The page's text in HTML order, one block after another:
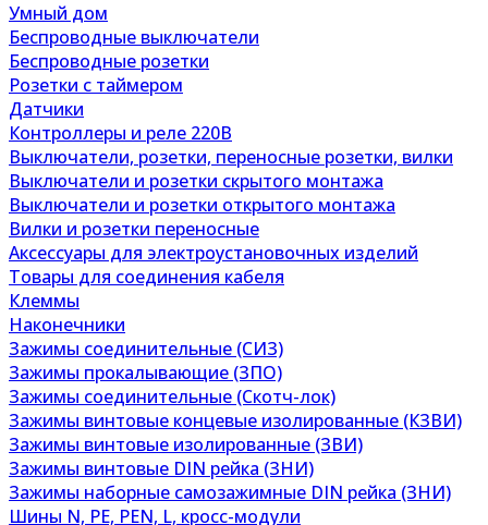
Умный дом
Беспроводные выключатели
Беспроводные розетки
Розетки с таймером
Датчики
Контроллеры и реле 220В
Выключатели, розетки, переносные розетки, вилки
Выключатели и розетки скрытого монтажа
Выключатели и розетки открытого монтажа
Вилки и розетки переносные
Аксессуары для электроустановочных изделий
Товары для соединения кабеля
Клеммы
Наконечники
Зажимы соединительные (СИЗ)
Зажимы прокалывающие (ЗПО)
Зажимы соединительные (Скотч-лок)
Зажимы винтовые концевые изолированные (КЗВИ)
Зажимы винтовые изолированные (ЗВИ)
Зажимы винтовые DIN рейка (ЗНИ)
Зажимы наборные самозажимные DIN рейка (ЗНИ)
Шины N, PE, PEN, L, кросс-модули